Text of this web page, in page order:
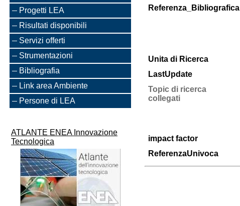
Progetti LEA
Risultati disponibili
Servizi offerti
Strumentazioni
Bibliografia
Link area Ambiente
Persone di LEA
ATLANTE ENEA Innovazione
Tecnologica
Referenza_Bibliografica
Unita di Ricerca
LastUpdate
Topic di ricerca
collegati
impact factor
ReferenzaUnivoca